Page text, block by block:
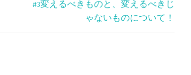
#3変えるべきものと、変えるべきじ
ゃないものについて！